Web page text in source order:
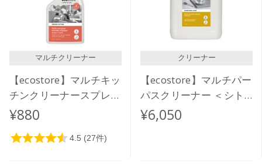
マルチクリーナー
【ecostore】マルチキッ
チンクリーナースプレー
＜オレンジ＆タイム＞
¥880
クリーナー
【ecostore】マルチパー
パスクリーナー ＜シト
ラス＞ 5L
¥6,050